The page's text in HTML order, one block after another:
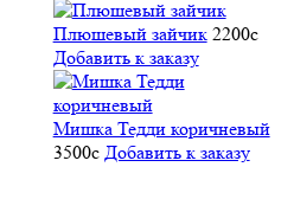
Плюшевый зайчик 2200c
Добавить к заказу
Мишка Тедди коричневый
3500c Добавить к заказу